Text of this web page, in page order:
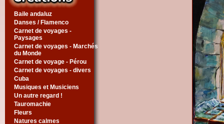
Baile andaluz
Danses / Flamenco
Carnet de voyages -
Paysages
Carnet de voyages - Marchés
du Monde
Carnet de voyage - Pérou
Carnet de voyages - divers
Cuba
Musiques et Musiciens
Un autre regard !
Tauromachie
Fleurs
Natures calmes